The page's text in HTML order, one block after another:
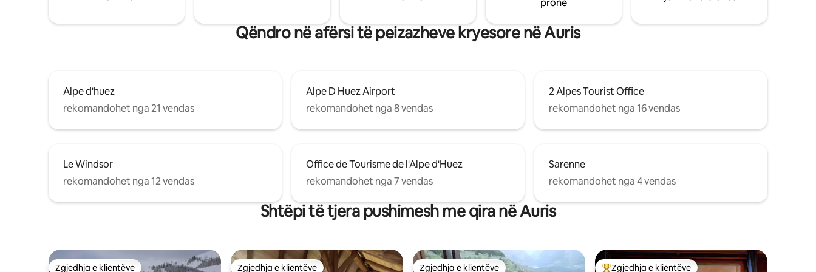
pronë
Qëndro në afërsi të peizazheve kryesore në Auris
Alpe d'huez
rekomandohet nga 21 vendas
Alpe D Huez Airport
rekomandohet nga 8 vendas
2 Alpes Tourist Office
rekomandohet nga 16 vendas
Le Windsor
rekomandohet nga 12 vendas
Office de Tourisme de l'Alpe d'Huez
rekomandohet nga 7 vendas
Sarenne
rekomandohet nga 4 vendas
Shtëpi të tjera pushimesh me qira në Auris
Zgjedhja e klientëve Zgjedhja e klientëve Zgjedhja e klientëve Zgjedhja e klientëve